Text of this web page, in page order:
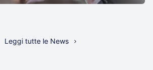
Leggi tutte le News